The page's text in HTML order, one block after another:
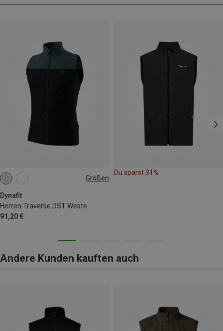
Größen
Dynafit
Herren Traverse DST Weste
91,20 €
S L
Du sparst 31%
Andere Kunden kauften auch